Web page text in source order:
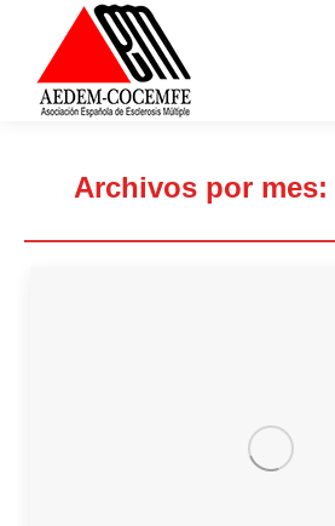
Archivos por mes: